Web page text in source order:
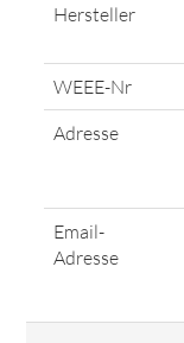
Hersteller
WEEE-Nr
Adresse
Email-
Adresse